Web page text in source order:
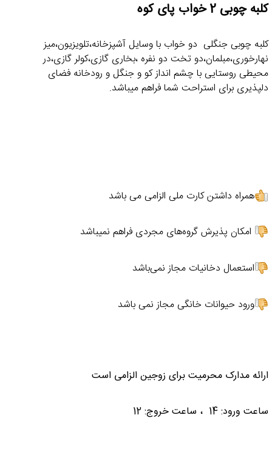
کلبه چوبی 2 خواب پای کوه
کلبه چوبی جنگلی دو خواب با وسایل آشپزخانه،تلویزیون،میز
نهارخوری،مبلمان،دو تخت دو نفره ،بخاری گازی،کولر گازی،در
محیطی روستایی با چشم انداز کو و جنگل و رودخانه فضای
دلپذیری برای استراحت شما فراهم میباشد.
همراه داشتن کارت ملی الزامی می باشد
امکان پذیرش گروه‌های مجردی فراهم نمیباشد
استعمال دخانیات مجاز نمی‌باشد
ورود حیوانات خانگی مجاز نمی باشد
ارائه مدارک محرمیت برای زوجین الزامی است
ساعت ورود: 14 ، ساعت خروج: 12